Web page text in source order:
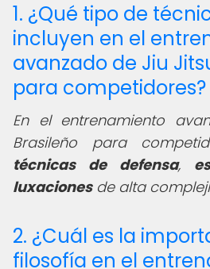
1. ¿Qué tipo de
incluyen en el
avanzado de Jiu
para competidores?
En el entrenamiento
Brasileño para
técnicas de defensa,
luxacionesde alta
2. ¿Cuál es la
filosofía en el